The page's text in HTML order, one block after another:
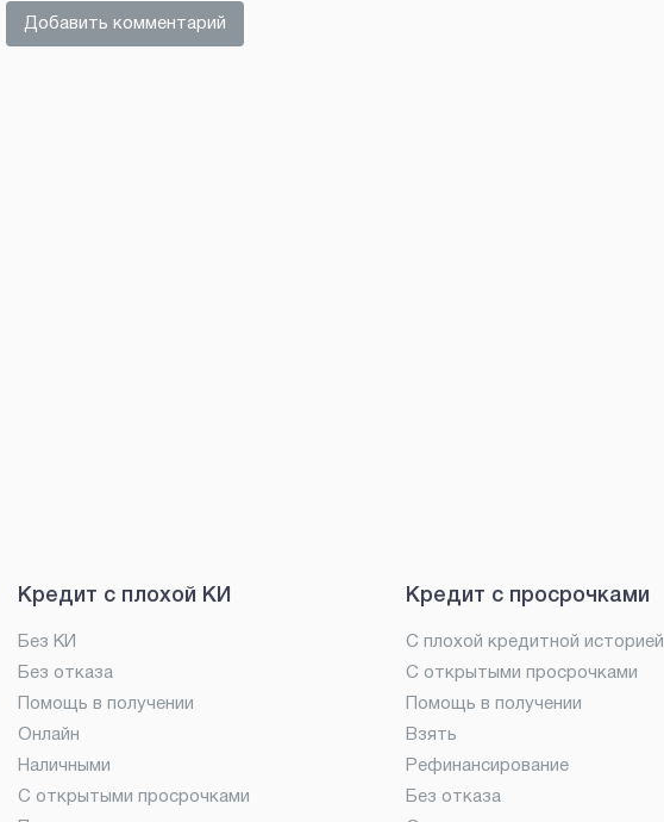
Добавить комментарий
Кредит с плохой КИ
Без КИ
Без отказа
Помощь в получении
Онлайн
Наличными
С открытыми просрочками
Кредит с просрочками
С плохой кредитной историей
С открытыми просрочками
Помощь в получении
Взять
Рефинансирование
Без отказа